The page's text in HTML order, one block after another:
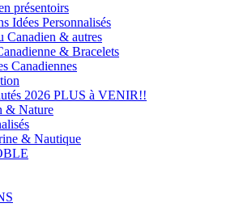
présentoirs
Idées Personnalisés
Canadien & autres
& Bracelets
Canadiennes
2026 PLUS à VENIR!!
& Nature
& Nautique